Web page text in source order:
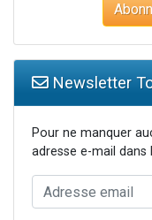
Newsletter
Pour ne manquer
adresse e-mail dans